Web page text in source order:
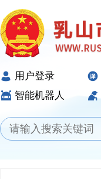
用户登录
智能机器人